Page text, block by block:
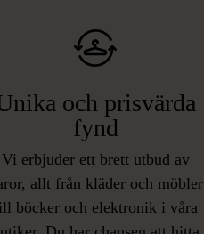
och prisvärda
fynd
Vi erbjuder ett brett utbud av
allt från kläder och möbler
böcker och elektronik i våra